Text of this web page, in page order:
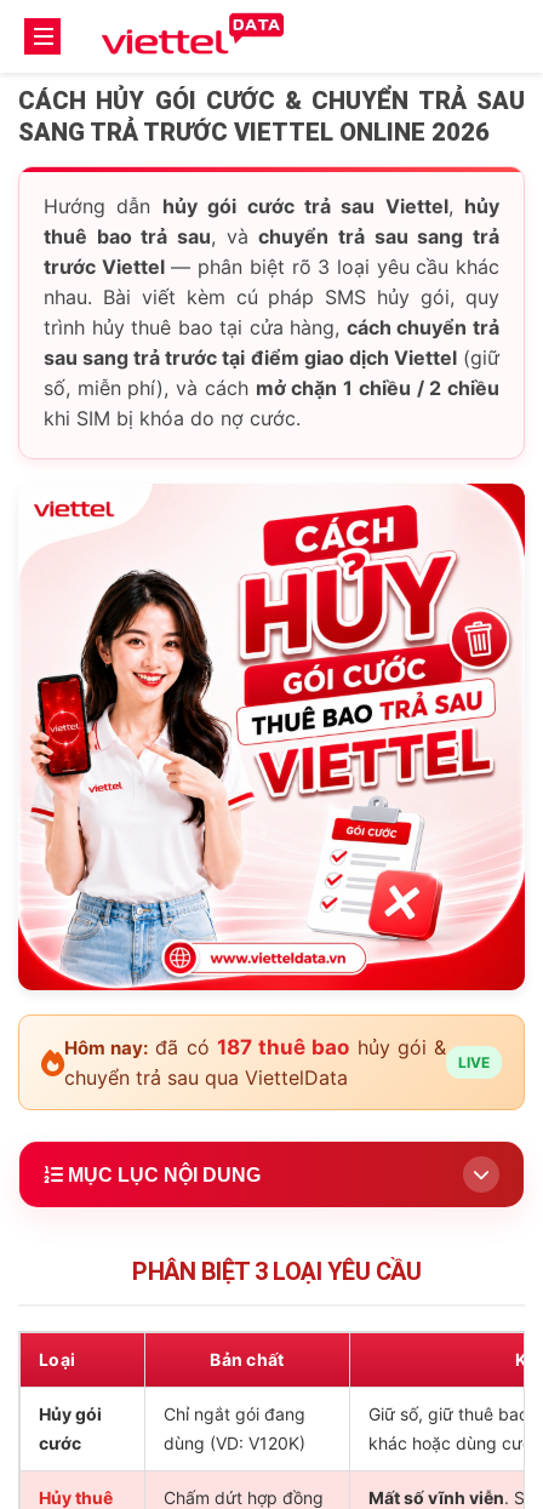
CÁCH HỦY GÓI CƯỚC & CHUYỂN TRẢ SAU
SANG TRẢ TRƯỚC VIETTEL ONLINE 2026
Hướng dẫn hủy gói cước trả sau Viettel, hủy
thuê bao trả sau, vàchuyển trả sau sang trả
trước Viettel— phân biệt rõ 3 loại yêu cầu khác
nhau. Bài viết kèm cú pháp SMS hủy gói, quy
trình hủy thuê bao tại cửa hàng, cách chuyển trả
sau sang trả trước tại điểm giao dịch Viettel(giữ
số, miễn phí), và cách mở chặn 1 chiều / 2 chiều
khi SIM bị khóa do nợ cước.
Hôm nay: đã có 187 thuê bao hủy gói &
chuyển trả sau qua ViettelData
LIVE
MỤC LỤC NỘI DUNG
Điều kiện trước khi hủy / chuyển đổi
3. Cách hủy gói cước trả sau (giữ số, đổi gói)
4. Cách hủy thuê bao trả sau (chấm dứt HĐ)
5. ★ Chuyển trả sau sang trả trước Viettel (giữ số)
5.1 Thủ tục tại cửa hàng Viettel (cách duy nhất)
PHÂN BIỆT 3 LOẠI YÊU CẦU
Loại Bản chất
Hủy gói
cước
Chỉ ngắt gói đang
dùng (VD: V120K)
Giữ số, giữ thuê bao
khác hoặc dùng
Hủy thuê
Chấm dứt hợp đồng
Mất số vĩnh viễn. Số